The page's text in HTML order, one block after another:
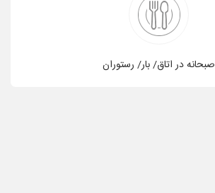
صبحانه در اتاق/ بار/ رستوران